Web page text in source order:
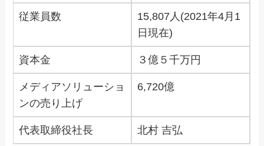
従業員数
15,807人(2021年4月1
日現在)
資本金 ３億５千万円
メディアソリューショ
ンの売り上げ
6,720億
代表取締役社長 北村 吉弘